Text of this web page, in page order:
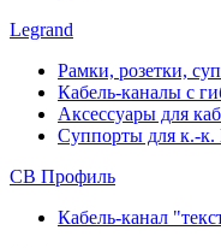
Legrand
Рамки, розетки,
Кабель-каналы с
Аксессуары для
Суппорты для к.-к.
СВ Профиль
Кабель-канал